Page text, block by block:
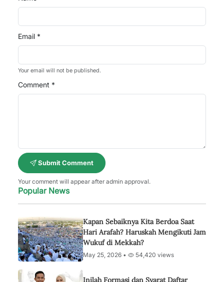
Email *
Your email will not be published.
Comment *
Submit Comment
Your comment will appear after admin approval.
Popular News
Kapan Sebaiknya Kita Berdoa Saat
Hari Arafah? Haruskah Mengikuti Jam
Wukuf di Mekkah?
May 25, 2026 • 54,420 views
Inilah Formasi dan Syarat Daftar